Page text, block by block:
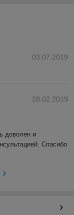
03.07.2019
28.02.2019
доволен и
Спасибо